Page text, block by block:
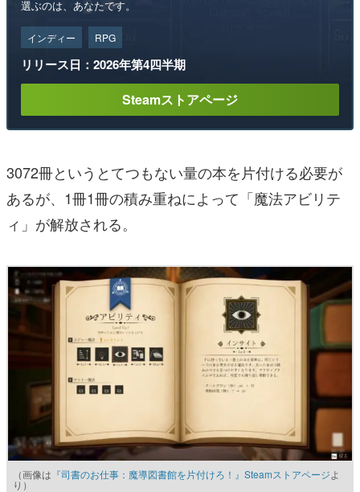
選ぶのは、あなたです。
インディー RPG
リリース日：2026年第4四半期
Steamストアページ
3072冊というとてつもない量の本を片付ける必要が
あるが、1冊1冊の積み重ねによって「魔法アビリテ
ィ」が解放される。
（画像は 『司書のお仕事：魔導図書館を片付けろ！』Steamストアページよ
り）